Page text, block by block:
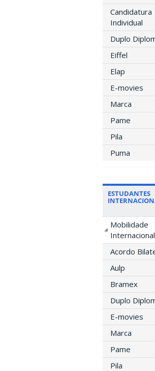
Candidatura
Individual
Duplo
Eiffel
Elap
E-movies
Marca
Pame
Pila
Puma
ESTUDANTES
Mobilidade
Internacional
Acordo
Aulp
Bramex
Duplo
E-movies
Marca
Pame
Pila